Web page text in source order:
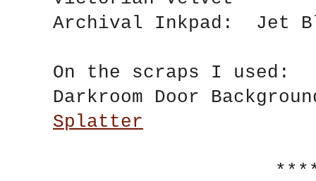
Archival Inkpad: Jet
On the scraps I used:
Darkroom Door
Splatter